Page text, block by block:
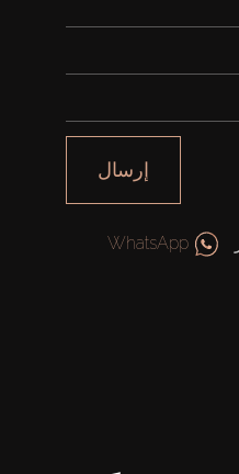
إرسال
WhatsApp